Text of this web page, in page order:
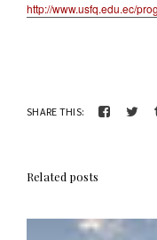
http://www.usfq.edu.ec/
SHARE THIS:
Related posts